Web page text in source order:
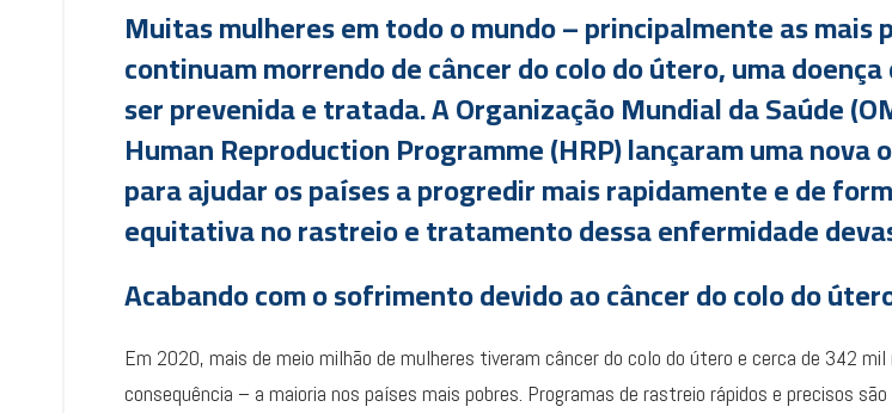
Muitas mulheres em todo o mundo – principalmente as mais
continuam morrendo de câncer do colo do útero, uma
ser prevenida e tratada. A Organização Mundial da Saúde
Human Reproduction Programme (HRP) lançaram uma nova
para ajudar os países a progredir mais rapidamente e de
equitativa no rastreio e tratamento dessa enfermidade
Acabando com o sofrimento devido ao câncer do colo do
Em 2020, mais de meio milhão de mulheres tiveram câncer do colo do útero e cerca de 342 mil
consequência – a maioria nos países mais pobres. Programas de rastreio rápidos e precisos